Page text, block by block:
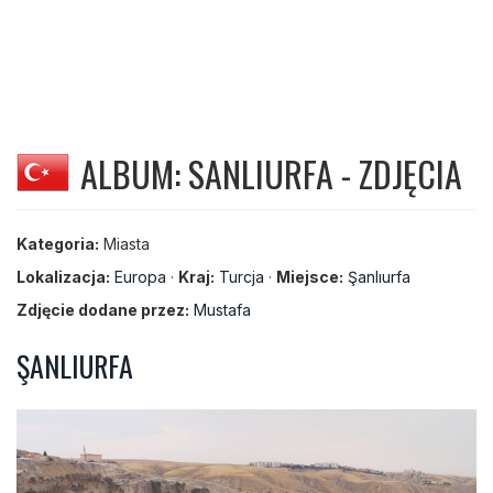
ALBUM: SANLIURFA - ZDJĘCIA
Kategoria: Miasta
Lokalizacja: Europa · Kraj: Turcja · Miejsce: Şanlıurfa
Zdjęcie dodane przez: Mustafa
ŞANLIURFA